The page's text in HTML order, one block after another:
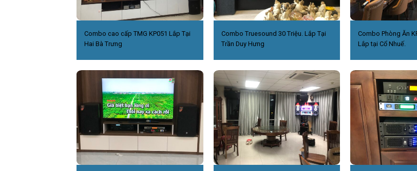
Combo cao cấp TMG KP051 Lắp Tại
Hai Bà Trưng
Combo Truesound 30 Triệu. Lắp Tại
Trần Duy Hưng
Combo Phòng Ăn
Lắp tại Cổ Nhuế.